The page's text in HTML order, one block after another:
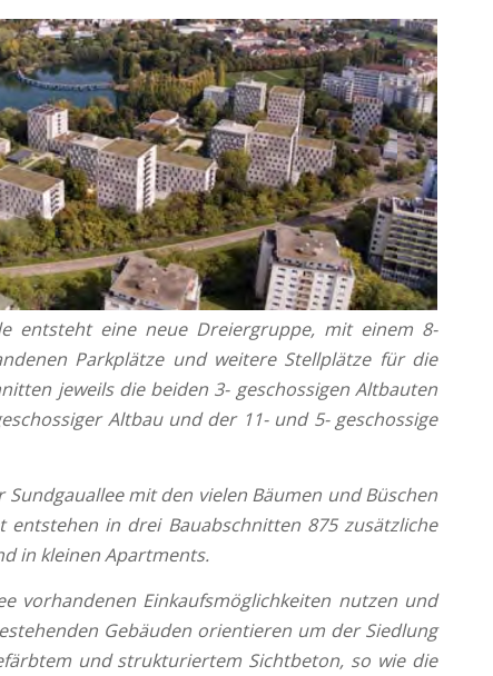
entsteht eine neue Dreiergruppe, mit einem 8-
Parkplätze und weitere Stellplätze für die
jeweils die beiden 3- geschossigen Altbauten
Altbau und der 11- und 5- geschossige
mit den vielen Bäumen und Büschen
in drei Bauabschnitten 875 zusätzliche
in kleinen Apartments.
vorhandenen Einkaufsmöglichkeiten nutzen und
Gebäuden orientieren um der Siedlung
und strukturiertem Sichtbeton, so wie die